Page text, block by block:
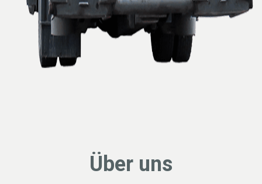
Über uns